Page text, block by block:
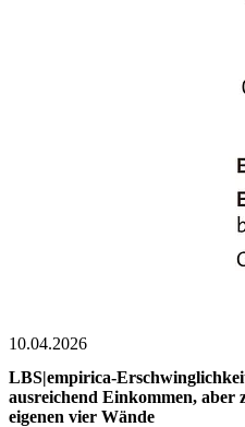
10.04.2026
LBS|empirica-
ausreichend Einkommen, aber
eigenen vier Wände